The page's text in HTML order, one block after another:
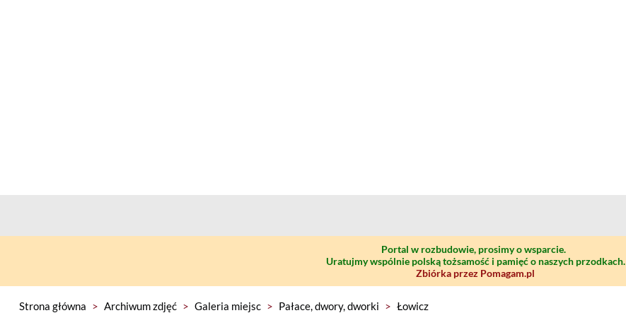
Portal w rozbudowie, prosimy o wsparcie.
Uratujmy wspólnie polską tożsamość i pamięć o naszych przodkach.
Zbiórka przez Pomagam.pl
Strona główna > Archiwum zdjęć > Galeria miejsc > Pałace, dwory, dworki > Łowicz